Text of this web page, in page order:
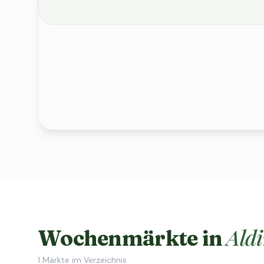
Wochenmärkte in
1 Märkte im Verzeichnis